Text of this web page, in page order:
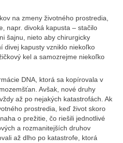
na zmeny životného prostredia,
napr. divoká kapusta – stačilo
šajnu, nieto aby chirurgicky
divej kapusty vzniklo niekoľko
kel a samozrejme niekoľko
DNA, ktorá sa kopírovala v
Avšak, nové druhy
až po nejakých katastrofách. Ak
prostredia, keď život skoro
o prežitie, čo riešili jednotlivé
a rozmanitejších druhov
až dlho po katastrofe, ktorá